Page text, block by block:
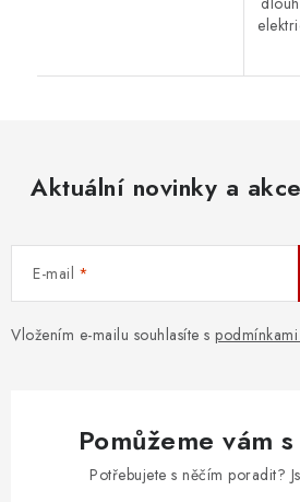
Aktuální novinky a
E-mail
Vložením e-mailu souhlasíte s
Pomůžeme vám
Potřebujete s něčím poradit?